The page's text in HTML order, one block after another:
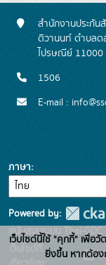
สำนักงานประกั
ติวานนท์ ตำบลต
ไปรษณีย์ 11000
1506
E-mail :
ภาษา
Powered by:
สนับสนุนระบบ Thai-
เว็บไซต์ที่
ร
เว็บไซต์นี้ใช้ "คุกกี้" เพื่อ
ยิ่งขึ้น หากต้อง